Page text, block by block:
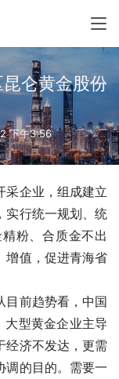
仑黄金股份
下午3:56
采企业，组成建立
实行统一规划、统
粉、合质金不出
增值，促进青海省
目前趋势看，中国
大型黄金企业主导
经济不发达，更需
调的目的。需要一